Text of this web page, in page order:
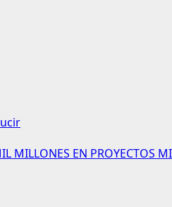
MILLONES EN PROYECTOS